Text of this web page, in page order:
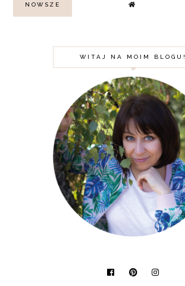
NOWSZE
WITAJ NA MOIM BLOGU!